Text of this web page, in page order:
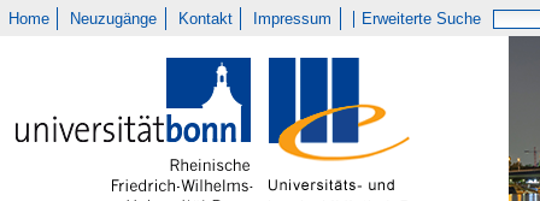
Home Neuzugänge Kontakt Impressum Erweiterte Suche